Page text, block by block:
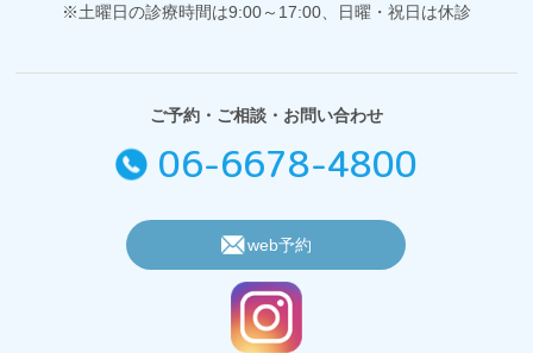
※土曜日の診療時間は9:00～17:00、日曜・祝日は休診
ご予約・ご相談・お問い合わせ
06-6678-4800
web予約